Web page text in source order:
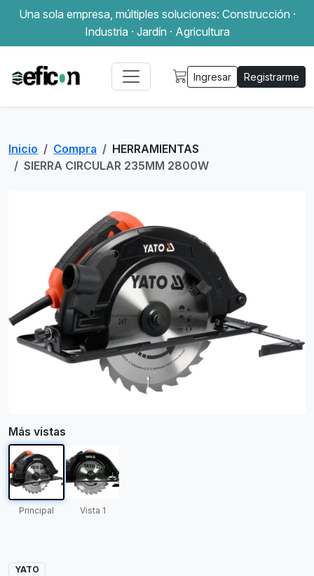
Una sola empresa, múltiples soluciones: Construcción ·
Industria · Jardín · Agricultura
Ingresar Registrarme
Inicio Compra
HERRAMIENTAS
SIERRA CIRCULAR 235MM 2800W
Más vistas
Principal Vista 1
YATO